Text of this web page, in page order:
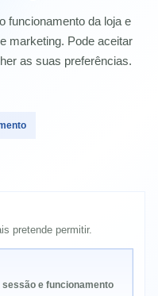
funcionamento da loja e
marketing. Pode aceitar
as suas preferências.
pretende permitir.
e funcionamento